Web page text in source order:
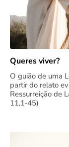
Queres viver?
O guião de uma
partir do relato
Ressurreição de
11,1‑45)